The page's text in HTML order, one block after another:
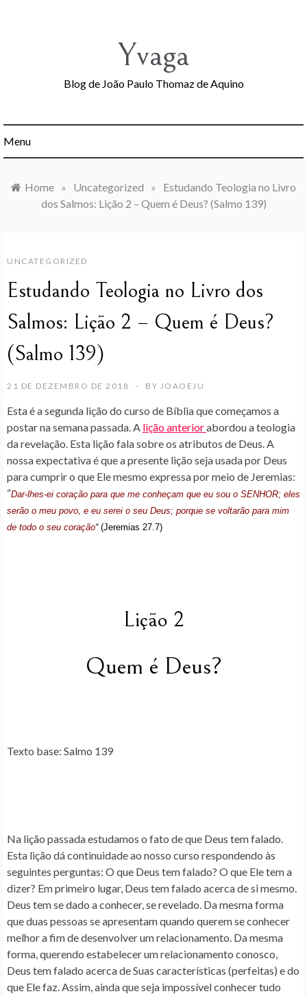
Yvaga
Blog de João Paulo Thomaz de Aquino
Menu
Home » Uncategorized »
Estudando Teologia no Livro
dos Salmos: Lição 2 – Quem é Deus? (Salmo 139)
UNCATEGORIZED
Estudando Teologia no Livro dos
Salmos: Lição 2 – Quem é Deus?
(Salmo 139)
21 DE DEZEMBRO DE 2018 BY JOAOEJU
Esta é a segunda lição do curso de Bíblia que começamos a
postar na semana passada. A lição anteriorabordou a teologia
da revelação. Esta lição fala sobre os atributos de Deus. A
nossa expectativa é que a presente lição seja usada por Deus
para cumprir o que Ele mesmo expressa por meio de Jeremias:
“Dar-lhes-ei coração para que me conheçam que eu sou o SENHOR; eles
serão o meu povo, e eu serei o seu Deus; porque se voltarão para mim
de todo o seu coração“(Jeremias 27.7)
Lição 2
Quem é Deus?
Texto base: Salmo 139
Na lição passada estudamos o fato de que Deus tem falado.
Esta lição dá continuidade ao nosso curso respondendo às
seguintes perguntas: O que Deus tem falado? O que Ele tem a
dizer? Em primeiro lugar, Deus tem falado acerca de si mesmo.
Deus tem se dado a conhecer, se revelado. Da mesma forma
que duas pessoas se apresentam quando querem se conhecer
melhor a fim de desenvolver um relacionamento. Da mesma
forma, querendo estabelecer um relacionamento conosco,
Deus tem falado acerca de Suas características (perfeitas) e do
que Ele faz. Assim, ainda que seja impossível conhecer tudo